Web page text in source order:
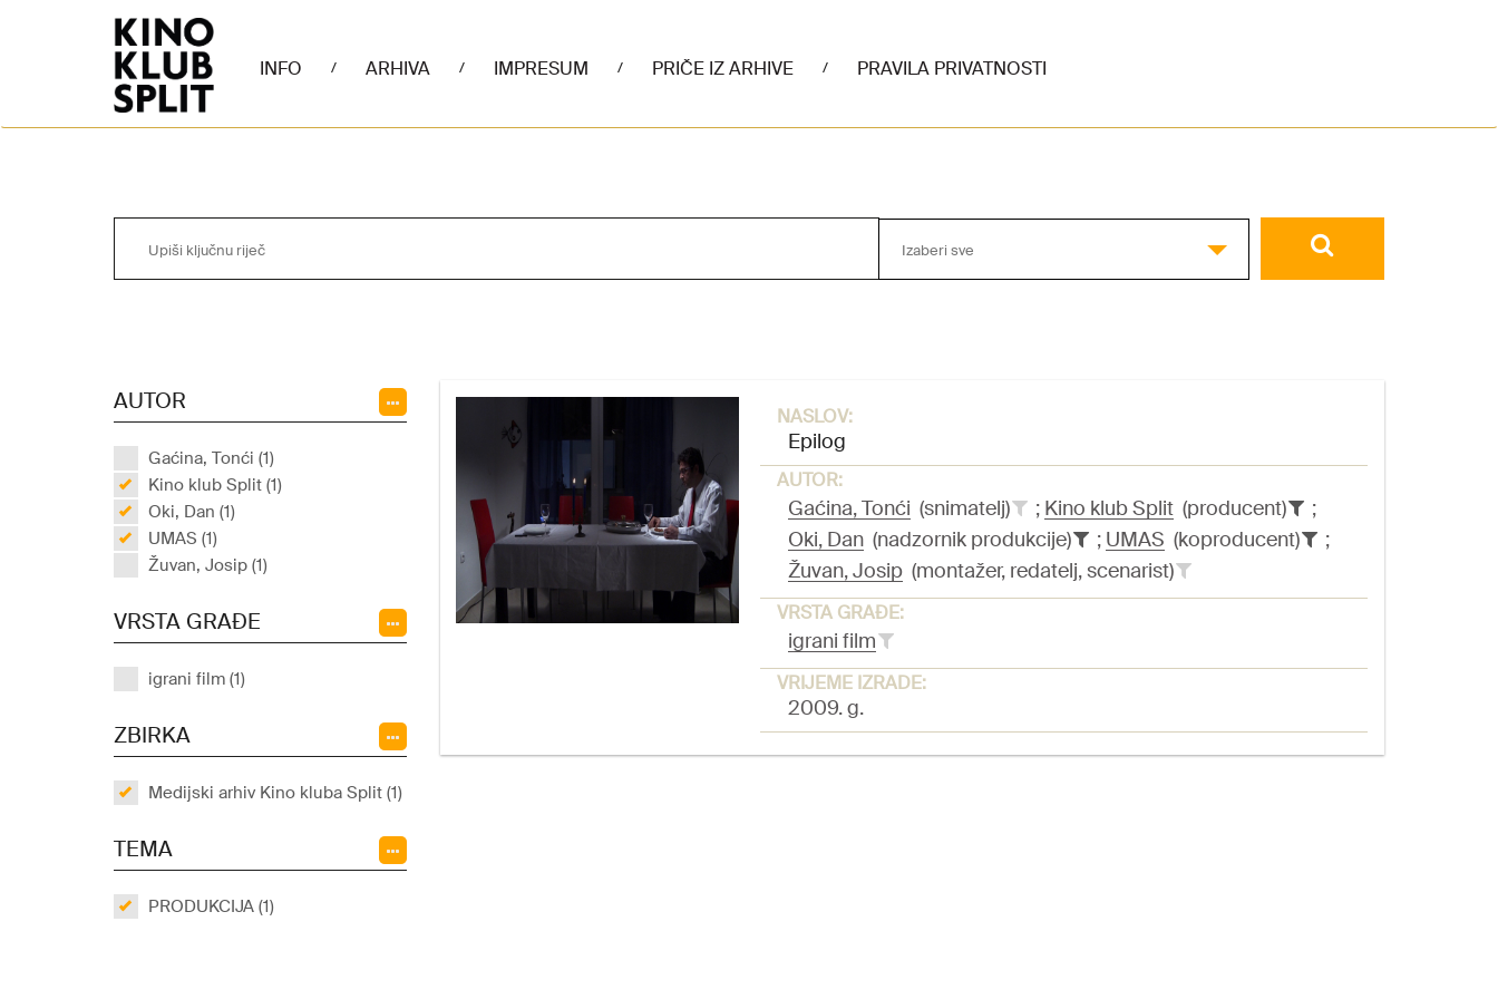
INFO / ARHIVA / IMPRESUM / PRIČE IZ ARHIVE / PRAVILA PRIVATNOSTI
Izaberi sve
AUTOR
Gaćina, Tonći (1)
Kino klub Split (1)
Oki, Dan (1)
UMAS (1)
Žuvan, Josip (1)
VRSTA GRAĐE
igrani film (1)
ZBIRKA
Medijski arhiv Kino kluba Split (1)
TEMA
PRODUKCIJA (1)
NASLOV:
Epilog
AUTOR:
Gaćina, Tonći (snimatelj) ; Kino klub Split(producent)
;
Oki, Dan(nadzornik produkcije) ; UMAS (koproducent)
;
Žuvan, Josip(montažer, redatelj, scenarist)
VRSTA GRAĐE:
igrani film
VRIJEME IZRADE:
2009. g.